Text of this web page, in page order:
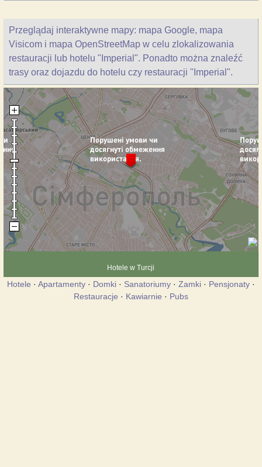
Przeglądaj interaktywne mapy: mapa Google, mapa
Visicom i mapa OpenStreetMap w celu zlokalizowania
restauracji lub hotelu "Imperial". Ponadto można znaleźć
trasy oraz dojazdu do hotelu czy restauracji "Imperial".
Hotele w Turcji
Hotele · Apartamenty · Domki · Sanatoriumy · Zamki · Pensjonaty ·
Restauracje · Kawiarnie · Pubs